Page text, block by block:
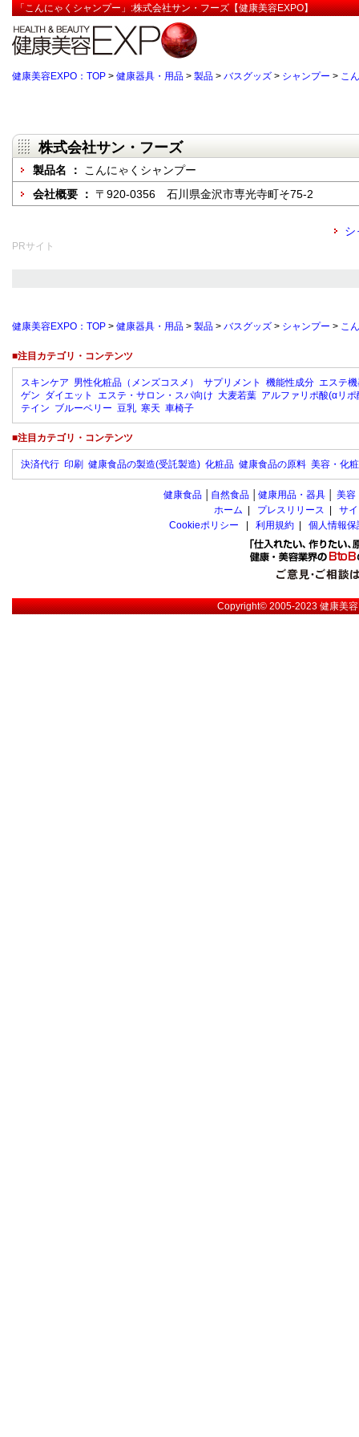
「こんにゃくシャンプー」:株式会社サン・フーズ【健康美容EXPO】
健康美容EXPO：TOP > 健康器具・用品 > 製品 > バスグッズ > シャンプー > こ
株式会社サン・フーズ
製品名 ：
こんにゃくシャンプー
会社概要 ： 〒920-0356 石川県金沢市専光寺町そ75-2
シ
PRサイト
健康美容EXPO：TOP > 健康器具・用品 > 製品 > バスグッズ > シャンプー > こ
■注目カテゴリ・コンテンツ
スキンケア 男性化粧品（メンズコスメ） サプリメント 機能性成分 エステ
ゲン ダイエット エステ・サロン・スパ向け 大麦若葉 アルファリポ酸(αリポ
テイン ブルーベリー 豆乳 寒天 車椅子
■注目カテゴリ・コンテンツ
決済代行 印刷 健康食品の製造(受託製造) 化粧品 健康食品の原料 美容・化
健康食品 自然食品 健康用品・器具 美容
ホーム
プレスリリース
サ
Cookieポリシー
利用規約 個人情報
Copyright© 2005-2023健康美